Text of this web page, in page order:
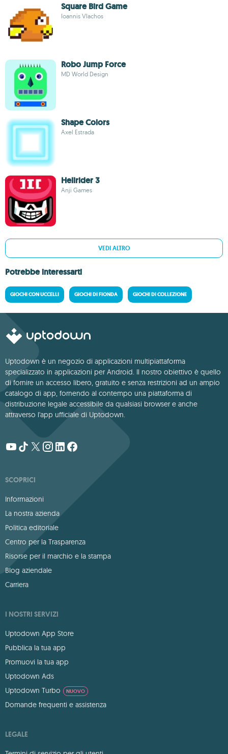
Square Bird Game
Ioannis Vlachos
Robo Jump Force
MD World Design
Shape Colors
Axel Estrada
Hellrider 3
Anji Games
VEDI ALTRO
Potrebbe interessarti
GIOCHI CON UCCELLI GIOCHI DI FIONDA GIOCHI DI COLLEZIONE
Uptodown è un negozio di applicazioni multipiattaforma
specializzato in applicazioni per Android. Il nostro obiettivo è quello
di fornire un accesso libero, gratuito e senza restrizioni ad un ampio
catalogo di app, fornendo al contempo una piattaforma di
distribuzione legale accessibile da qualsiasi browser e anche
attraverso l'app ufficiale di Uptodown.
SCOPRICI
Informazioni
La nostra azienda
Politica editoriale
Centro per la Trasparenza
Risorse per il marchio e la stampa
Blog aziendale
Carriera
I NOSTRI SERVIZI
Uptodown App Store
Pubblica la tua app
Promuovi la tua app
Uptodown Ads
Uptodown Turbo
NUOVO
Domande frequenti e assistenza
LEGALE